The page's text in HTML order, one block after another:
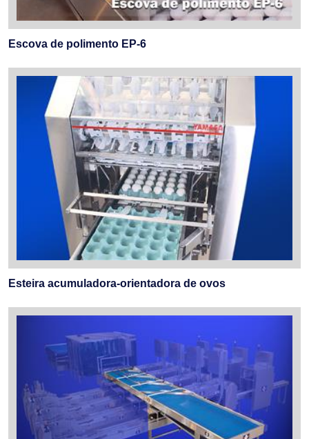
Escova de polimento EP-6
Esteira acumuladora-orientadora de ovos